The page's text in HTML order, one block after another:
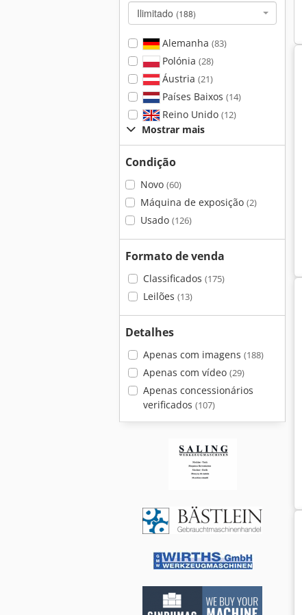
Ilimitado (188)
Alemanha (83)
Polónia (28)
Áustria (21)
Países Baixos (14)
Reino Unido (12)
Mostrar mais
Condição
Novo (60)
Máquina de exposição (2)
Usado (126)
Formato de venda
Classificados (175)
Leilões (13)
Detalhes
Apenas com imagens (188)
Apenas com vídeo (29)
Apenas concessionários
verificados (107)